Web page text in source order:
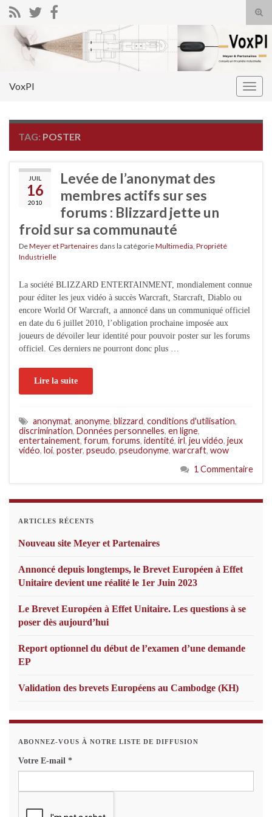
Search for:
VoxPI
TAG: POSTER
JUIL
16
2010
Levée de l’anonymat des
membres actifs sur ses
forums : Blizzard jette un
froid sur sa communauté
DeMeyer et Partenaires dans la catégorieMultimedia Propriété
Industrielle
La société BLIZZARD ENTERTAINMENT, mondialement connue
pour éditer les jeux vidéo à succès Warcraft, Starcraft, Diablo ou
encore World Of Warcraft, a annoncé dans un communiqué officiel
en date du 6 juillet 2010, l’obligation prochaine imposée aux
joueurs de dévoiler leur identité pour pouvoir poster sur les forums
officiel. Ces derniers ne pourront donc plus …
Lire la suite
anonymat, anonyme, blizzard, conditions d'utilisation,
discrimination, Données personnelles, en ligne,
entertainement, forum, forums, identité, irl, jeu vidéo, jeux
vidéo, loi, poster, pseudo, pseudonyme, warcraft, wow
1 Commentaire
ARTICLES RÉCENTS
Nouveau site Meyer et Partenaires
Annoncé depuis longtemps, le Brevet Européen à Effet
Unitaire devient une réalité le 1er Juin 2023
Le Brevet Européen à Effet Unitaire. Les questions à se
poser dès aujourd’hui
Report optionnel du début de l’examen d’une demande
EP
Validation des brevets Européens au Cambodge (KH)
ABONNEZ-VOUS À NOTRE LISTE DE DIFFUSION
Votre E-mail *